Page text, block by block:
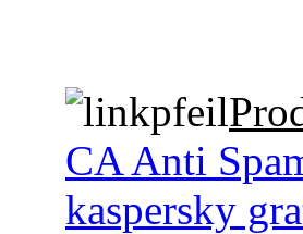
CA Anti
kaspersky